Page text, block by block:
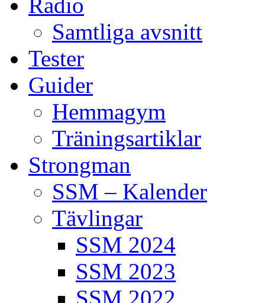
Samtliga avsnitt
Tester
Guider
Hemmagym
Träningsartiklar
Strongman
SSM – Kalender
Tävlingar
SSM 2024
SSM 2023
SSM 2022